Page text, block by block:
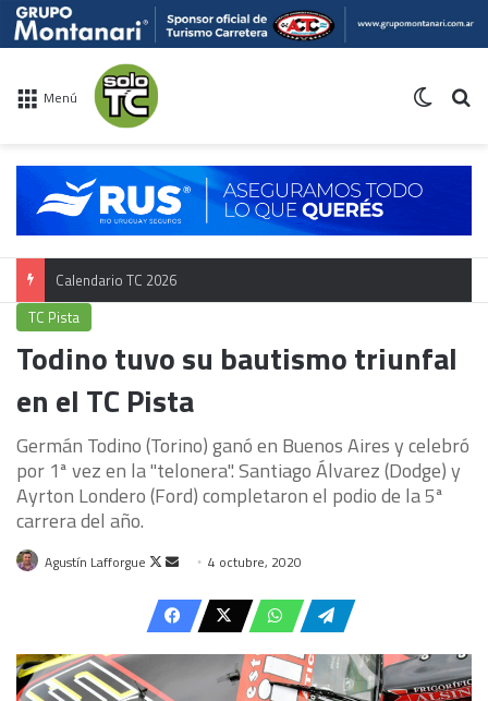
Menú
Calendario TC 2026
TC Pista
Todino tuvo su bautismo triunfal
en el TC Pista
Germán Todino (Torino) ganó en Buenos Aires y celebró
por 1ª vez en la "telonera". Santiago Álvarez (Dodge) y
Ayrton Londero (Ford) completaron el podio de la 5ª
carrera del año.
Agustín Lafforgue
Follow
X
Send
email
4 octubre, 2020